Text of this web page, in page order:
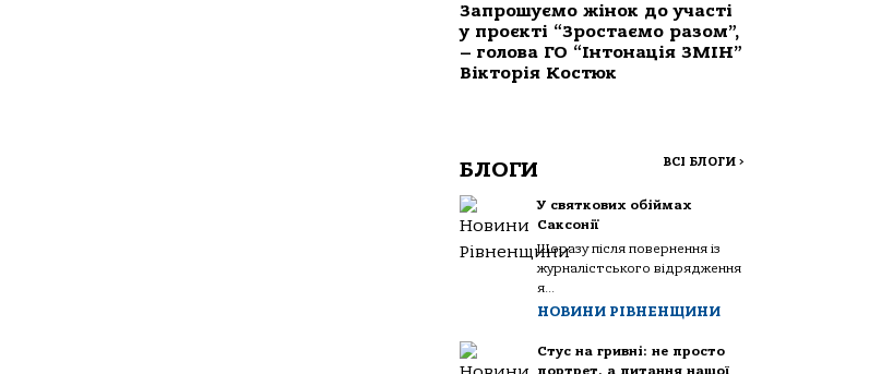
Запрошуємо жінок до участі
у проєкті “Зростаємо разом”,
– голова ГО “Інтонація ЗМІН”
Вікторія Костюк
БЛОГИ ВСІ БЛОГИ >
У святкових обіймах
Саксонії
Щоразу після повернення із
журналістського відрядження
я...
НОВИНИ РІВНЕНЩИНИ
Стус на гривні: не просто